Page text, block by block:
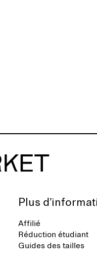
Plus
Affilié
Réduction étudiant
Guides des tailles